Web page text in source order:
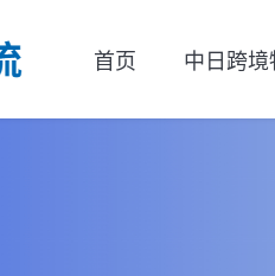
首页 中日跨境